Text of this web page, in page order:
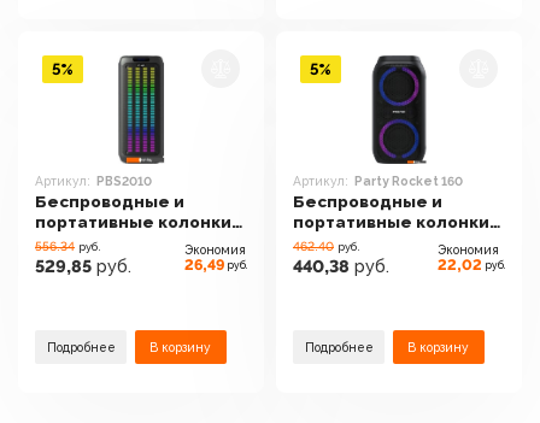
Артикул: PBS2010
Беспроводные и
портативные колонки
BQ PBS2010
556.34 руб.
529,85 руб.
Экономия
26,49 руб.
Подробнее В корзину
5%
Артикул: Party Rocket 160
Беспроводные и
портативные колонки
Hisense Party Rocket
160
462.40 руб.
440,38 руб.
Экономия
22,02 руб.
Подробнее В корзину
5%